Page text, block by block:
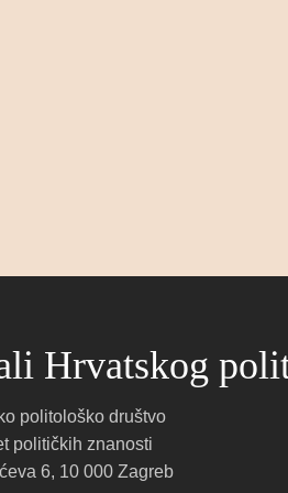
Hrvatskog
politološko društvo
političkih znanosti
6, 10 000 Zagreb